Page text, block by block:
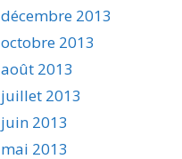
décembre 2013
octobre 2013
août 2013
juillet 2013
juin 2013
mai 2013